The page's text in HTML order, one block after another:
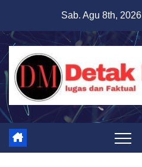
content
Sab. Agu 8th, 2026